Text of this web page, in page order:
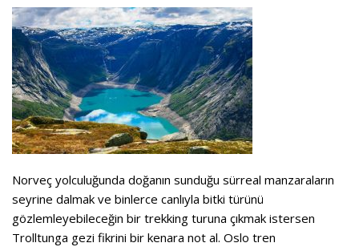
Norveç yolculuğunda doğanın sunduğu sürreal manzaraların
seyrine dalmak ve binlerce canlıyla bitki türünü
gözlemleyebileceğin bir trekking turuna çıkmak istersen
Trolltunga gezi fikrini bir kenara not al. Oslo tren